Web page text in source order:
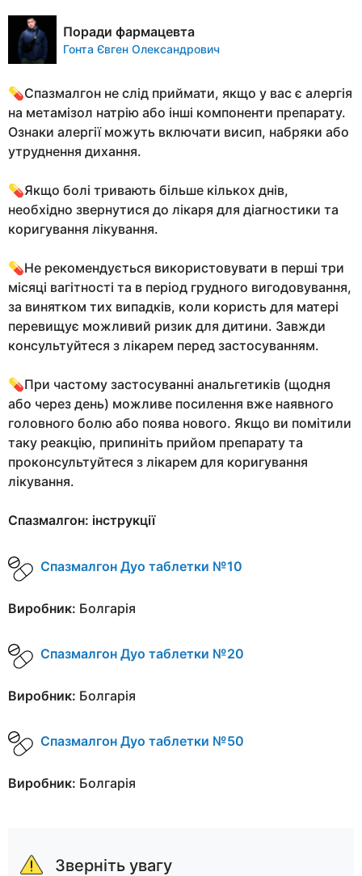
Поради фармацевта
Гонта Євген Олександрович
💊Спазмалгон не слід приймати, якщо у вас є алергія
на метамізол натрію або інші компоненти препарату.
Ознаки алергії можуть включати висип, набряки або
утруднення дихання.
💊Якщо болі тривають більше кількох днів,
необхідно звернутися до лікаря для діагностики та
коригування лікування.
💊Не рекомендується використовувати в перші три
місяці вагітності та в період грудного вигодовування,
за винятком тих випадків, коли користь для матері
перевищує можливий ризик для дитини. Завжди
консультуйтеся з лікарем перед застосуванням.
💊При частому застосуванні анальгетиків (щодня
або через день) можливе посилення вже наявного
головного болю або поява нового. Якщо ви помітили
таку реакцію, припиніть прийом препарату та
проконсультуйтеся з лікарем для коригування
лікування.
Спазмалгон: інструкції
Спазмалгон Дуо таблетки №10
Виробник: Болгарія
Спазмалгон Дуо таблетки №20
Виробник: Болгарія
Спазмалгон Дуо таблетки №50
Виробник: Болгарія
Зверніть увагу